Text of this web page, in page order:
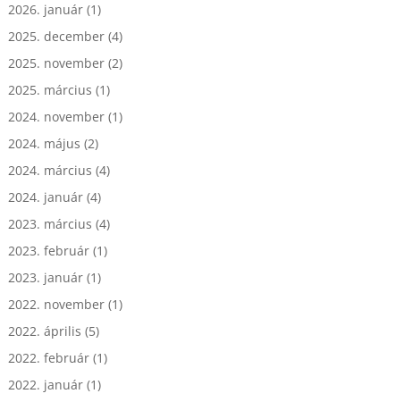
2026. január(1)
2025. december(4)
2025. november(2)
2025. március (1)
2024. november(1)
2024. május (2)
2024. március (4)
2024. január(4)
2023. március (4)
2023. február(1)
2023. január(1)
2022. november(1)
2022. április (5)
2022. február(1)
2022. január(1)